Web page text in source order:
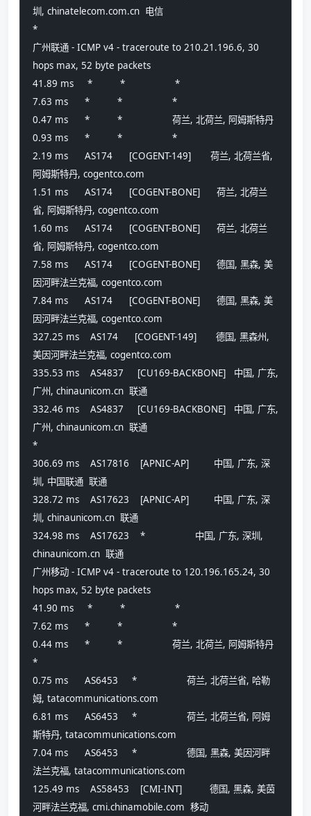
圳, chinatelecom.com.cn  电信
*
广州联通 - ICMP v4 - traceroute to 210.21.196.6, 30
hops max, 52 byte packets
41.89 ms     *          *                  *
7.63 ms      *          *                  *
0.47 ms      *          *                  荷兰, 北荷兰, 阿姆斯特丹
0.93 ms      *          *                  *
2.19 ms      AS174      [COGENT-149]       荷兰, 北荷兰省,
阿姆斯特丹, cogentco.com
1.51 ms      AS174      [COGENT-BONE]      荷兰, 北荷兰
省, 阿姆斯特丹, cogentco.com
1.60 ms      AS174      [COGENT-BONE]      荷兰, 北荷兰
省, 阿姆斯特丹, cogentco.com
7.58 ms      AS174      [COGENT-BONE]      德国, 黑森, 美
因河畔法兰克福, cogentco.com
7.84 ms      AS174      [COGENT-BONE]      德国, 黑森, 美
因河畔法兰克福, cogentco.com
327.25 ms    AS174      [COGENT-149]       德国, 黑森州,
美因河畔法兰克福, cogentco.com
335.53 ms    AS4837     [CU169-BACKBONE]   中国, 广东,
广州, chinaunicom.cn  联通
332.46 ms    AS4837     [CU169-BACKBONE]   中国, 广东,
广州, chinaunicom.cn  联通
*
306.69 ms    AS17816    [APNIC-AP]         中国, 广东, 深
圳, 中国联通  联通
328.72 ms    AS17623    [APNIC-AP]         中国, 广东, 深
圳, chinaunicom.cn  联通
324.98 ms    AS17623    *                  中国, 广东, 深圳,
chinaunicom.cn  联通
广州移动 - ICMP v4 - traceroute to 120.196.165.24, 30
hops max, 52 byte packets
41.90 ms     *          *                  *
7.62 ms      *          *                  *
0.44 ms      *          *                  荷兰, 北荷兰, 阿姆斯特丹
*
0.75 ms      AS6453     *                  荷兰, 北荷兰省, 哈勒
姆, tatacommunications.com
6.81 ms      AS6453     *                  荷兰, 北荷兰省, 阿姆
斯特丹, tatacommunications.com
7.04 ms      AS6453     *                  德国, 黑森, 美因河畔
法兰克福, tatacommunications.com
125.49 ms    AS58453    [CMI-INT]          德国, 黑森, 美茵
河畔法兰克福, cmi.chinamobile.com  移动